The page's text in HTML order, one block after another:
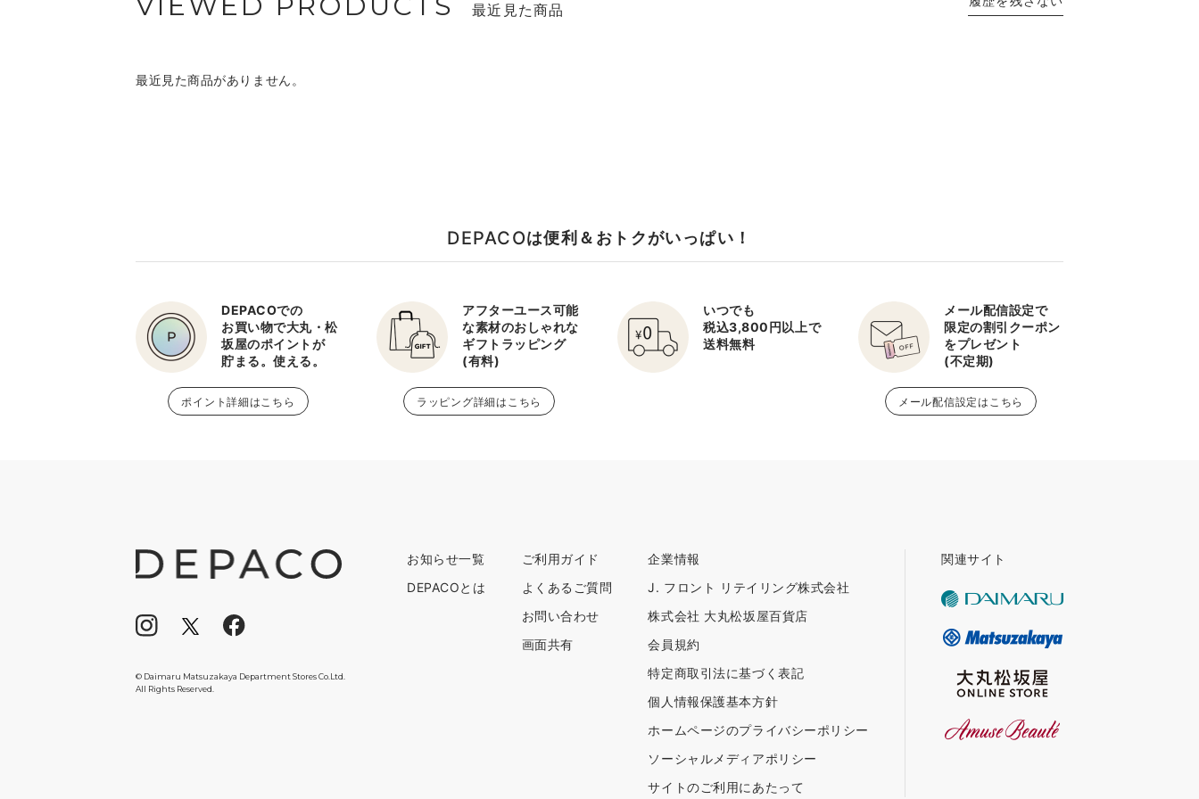
最近見た商品
最近見た商品がありません。
DEPACOは便利＆おトクがいっぱい！
DEPACOでの
お買い物で大丸・松
坂屋のポイントが
貯まる。使える。
ポイント詳細はこちら
アフターユース可能
な素材のおしゃれな
ギフトラッピング
(有料)
ラッピング詳細はこちら
いつでも
税込3,800円以上で
送料無料
メール配信設定で
限定の割引クーポン
をプレゼント
(不定期)
メール配信設定はこちら
© Daimaru Matsuzakaya Department Stores Co.Ltd.
All Rights Reserved.
お知らせ一覧
DEPACOとは
ご利用ガイド
よくあるご質問
お問い合わせ
画面共有
企業情報
J. フロント リテイリング株式会社
株式会社 大丸松坂屋百貨店
会員規約
特定商取引法に基づく表記
個人情報保護基本方針
ホームページのプライバシーポリシー
ソーシャルメディアポリシー
サイトのご利用にあたって
関連サイト